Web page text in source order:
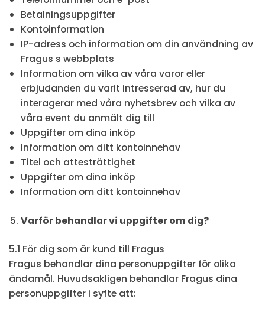
Betalningsuppgifter
Kontoinformation
IP-adress och information om din användning av
Fragus s webbplats
Information om vilka av våra varor eller
erbjudanden du varit intresserad av, hur du
interagerar med våra nyhetsbrev och vilka av
våra event du anmält dig till
Uppgifter om dina inköp
Information om ditt kontoinnehav
Titel och attesträttighet
Uppgifter om dina inköp
Information om ditt kontoinnehav
Varför behandlar vi uppgifter om dig?
5.1 För dig som är kund till Fragus
Fragus behandlar dina personuppgifter för olika
ändamål. Huvudsakligen behandlar Fragus dina
personuppgifter i syfte att: